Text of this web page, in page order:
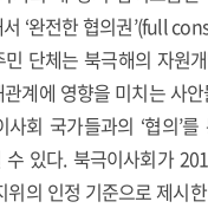
‘완전한 협의권’(full
민 단체는 북극해의 자원
계에 영향을 미치는 사
회 국가들과의 ‘협의’
수 있다. 북극이사회가
위의 인정 기준으로 제시